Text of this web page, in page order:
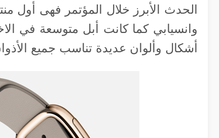
وانسيابي كما كانت أبل متوسعة في
أشكال وألوان عديدة تناسب جميع